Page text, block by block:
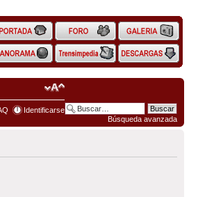
Búsqueda avanzada
Identificarse